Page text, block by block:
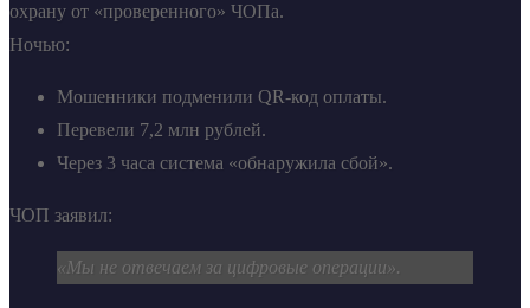
охрану от «проверенного» ЧОПа.
Ночью:
Мошенники подменили QR-код оплаты.
Перевели 7,2 млн рублей.
Через 3 часа система «обнаружила сбой».
ЧОП заявил:
«Мы не отвечаем за цифровые операции».